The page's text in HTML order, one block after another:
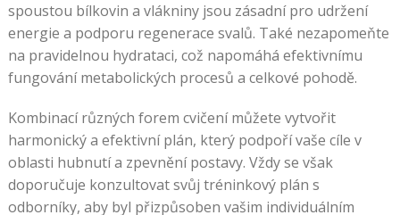
spoustou bílkovin a vlákniny jsou zásadní pro udržení
energie a podporu regenerace svalů. Také nezapomeňte
na pravidelnou hydrataci, což napomáhá efektivnímu
fungování metabolických procesů a celkové pohodě.
Kombinací různých forem cvičení můžete vytvořit
harmonický a efektivní plán, který podpoří vaše cíle v
oblasti hubnutí a zpevnění postavy. Vždy se však
doporučuje konzultovat svůj tréninkový plán s
odborníky, aby byl přizpůsoben vašim individuálním